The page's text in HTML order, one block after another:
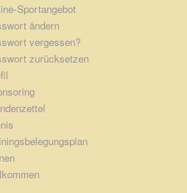
Sportangebot
ändern
vergessen?
zurücksetzen